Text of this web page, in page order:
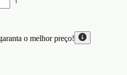
o melhor preço!